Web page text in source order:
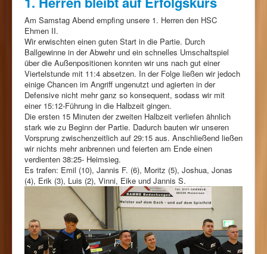
Am Samstag Abend empfing unsere 1. Herren den HSC
Ehmen II.
Wir erwischten einen guten Start in die Partie. Durch
Ballgewinne in der Abwehr und ein schnelles Umschaltspiel
über die Außenpositionen konnten wir uns nach gut einer
Viertelstunde mit 11:4 absetzen. In der Folge ließen wir jedoch
einige Chancen im Angriff ungenutzt und agierten in der
Defensive nicht mehr ganz so konsequent, sodass wir mit
einer 15:12-Führung in die Halbzeit gingen.
Die ersten 15 Minuten der zweiten Halbzeit verliefen ähnlich
stark wie zu Beginn der Partie. Dadurch bauten wir unseren
Vorsprung zwischenzeitlich auf 29:15 aus. Anschließend ließen
wir nichts mehr anbrennen und feierten am Ende einen
verdienten 38:25- Heimsieg.
Es trafen: Emil (10), Jannis F. (6), Moritz (5), Joshua, Jonas
(4), Erik (3), Luis (2), Vinni, Eike und Jannis S.